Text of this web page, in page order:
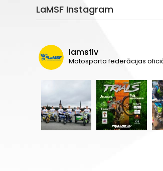
LaMSF Instagram
lamsflv
Motosporta federācijas